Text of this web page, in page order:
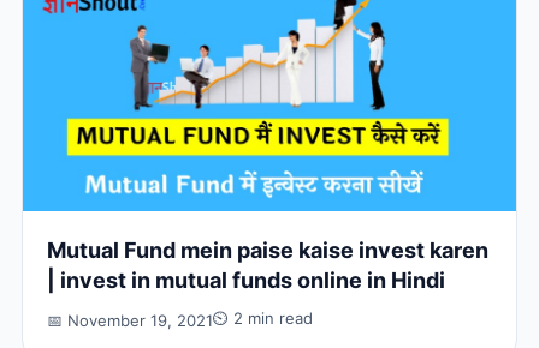
Mutual Fund mein paise kaise invest karen
| invest in mutual funds online in Hindi
📅 November 19, 2021⏲ 2 min read